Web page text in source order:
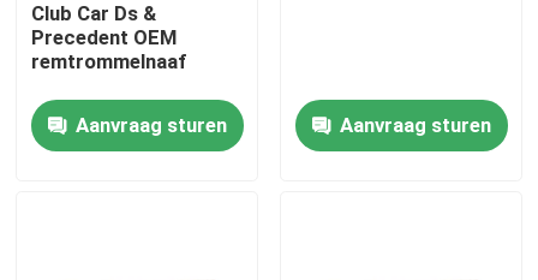
Huis
Club Car Ds &
Precedent OEM
remtrommelnaaf
Aanvraag sturen Aanvraag sturen